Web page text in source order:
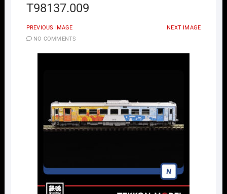
T98137.009
PREVIOUS IMAGE
NEXT IMAGE
NO COMMENTS